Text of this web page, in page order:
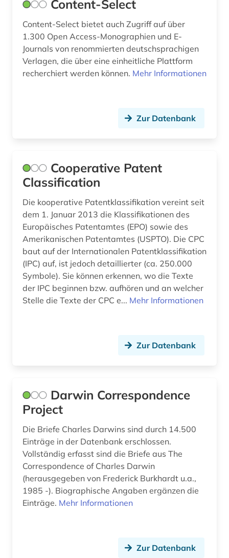
sportwissenschaften (1)
sprachwissenschaften (1)
stand der technik (1)
tagebuch (1)
technische regelwerke und rechtsvorschriften
(1)
teilchenphysik (1)
telekommunikation (1)
thailand (1)
trew (1)
umwelt (2)
untere rhône (1)
verzeichnis (1)
video (1)
volltext (2)
vorabdruck (1)
Content-Select
Content-Select bietet auch Zugriff auf über
1.300 Open Access-Monographien und E-
Journals von renommierten deutschsprachigen
Verlagen, die über eine einheitliche Plattform
recherchiert werden können. Mehr Informationen
Zur Datenbank
Cooperative Patent
Classification
Die kooperative Patentklassifikation vereint seit
dem 1. Januar 2013 die Klassifikationen des
Europäisches Patentamtes (EPO) sowie des
Amerikanischen Patentamtes (USPTO). Die CPC
baut auf der Internationalen Patentklassifikation
(IPC) auf, ist jedoch detaillierter (ca. 250.000
Symbole). Sie können erkennen, wo die Texte
der IPC beginnen bzw. aufhören und an welcher
Stelle die Texte der CPC e... Mehr Informationen
Zur Datenbank
Darwin Correspondence
Project
Die Briefe Charles Darwins sind durch 14.500
Einträge in der Datenbank erschlossen.
Vollständig erfasst sind die Briefe aus The
Correspondence of Charles Darwin
(herausgegeben von Frederick Burkhardt u.a.,
1985 -). Biographische Angaben ergänzen die
Einträge. Mehr Informationen
Zur Datenbank